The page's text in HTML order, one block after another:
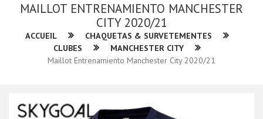
MAILLOT ENTRENAMIENTO MANCHESTER
CITY 2020/21
ACCUEIL
CHAQUETAS & SURVETEMENTES
CLUBES
MANCHESTER CITY
Maillot Entrenamiento Manchester City 2020/21